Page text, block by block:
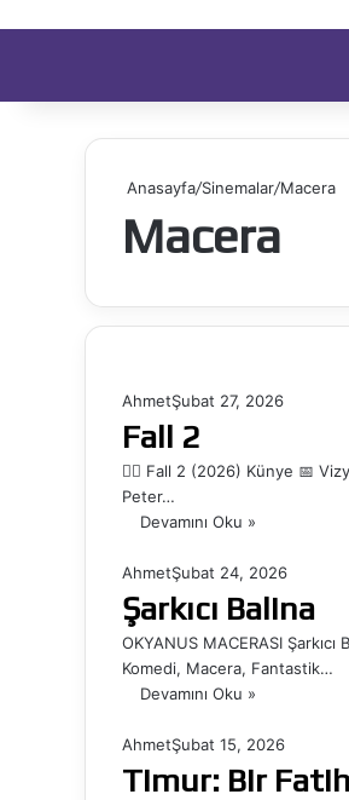
Anasayfa/Sinemalar/Macera
Macera
AhmetŞubat 27, 2026
Fall 2
🧗‍♂️ Fall 2 (2026) Künye 📅
Peter…
Devamını Oku »
AhmetŞubat 24, 2026
Şarkıcı Balina
OKYANUS MACERASI
Komedi, Macera, Fantastik…
Devamını Oku »
AhmetŞubat 15, 2026
Timur: Bir